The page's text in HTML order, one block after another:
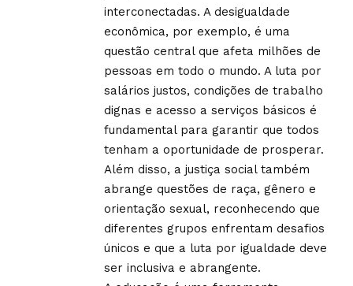
interconectadas. A desigualdade
econômica, por exemplo, é uma
questão central que afeta milhões de
pessoas em todo o mundo. A luta por
salários justos, condições de trabalho
dignas e acesso a serviços básicos é
fundamental para garantir que todos
tenham a oportunidade de prosperar.
Além disso, a justiça social também
abrange questões de raça, gênero e
orientação sexual, reconhecendo que
diferentes grupos enfrentam desafios
únicos e que a luta por igualdade deve
ser inclusiva e abrangente.